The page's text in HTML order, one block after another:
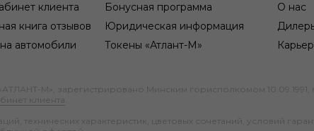
клиента
Бонусная программа
книга отзывов
Юридическая информация
автомобили
Токены «Атлант-М»
О нас
М», зарегистрировано Минским горисполкомом 10.09.1991;
клиента
технических характеристик, цветовых сочетаний, условий